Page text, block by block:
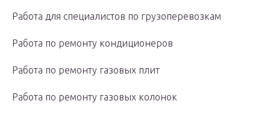
Работа для специалистов по грузоперевозкам
Работа по ремонту кондиционеров
Работа по ремонту газовых плит
Работа по ремонту газовых колонок